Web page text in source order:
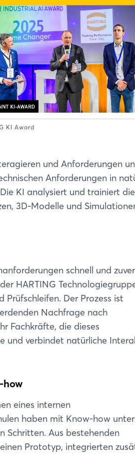
KI Award
und Anforderungen
Anforderungen in
KI analysiert und trainiert
3D-Modelle und
schnell und
HARTING
Der Prozess ist
Nachfrage nach
Fachkräfte, die dieses
und verbindet natürliche
how
eines internen
haben mit Know-how
Schritten. Aus bestehenden
Prototyp, integrierten